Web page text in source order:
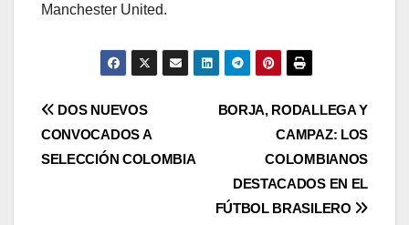
Manchester United.
BORJA, RODALLEGA Y
CAMPAZ: LOS
COLOMBIANOS
DESTACADOS EN EL
FÚTBOL BRASILERO
DOS NUEVOS
CONVOCADOS A
SELECCIÓN COLOMBIA